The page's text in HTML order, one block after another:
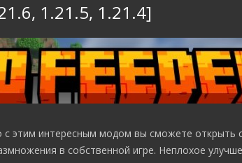
1.21.5, 1.21.4]
с этим интересным модом вы сможете открыть
в собственной игре. Неплохое